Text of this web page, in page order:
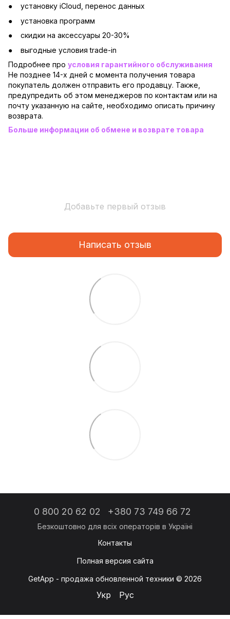
установку iCloud, перенос данных
установка программ
скидки на аксессуары 20-30%
выгодные условия trade-in
Подробнее про условия гарантийного обслуживания
Не позднее 14-х дней с момента получения товара
покупатель должен отправить его продавцу. Также,
предупредить об этом менеджеров по контактам или на
почту указанную на сайте, необходимо описать причину
возврата.
Больше информации об обмене и возврате товара
Добавьте первый отзыв
Написать отзыв
0 800 20 62 02 +380 73 749 66 72
Контакты
Полная версия сайта
GetApp - продажа обновленной техники © 2026
Укр Рус